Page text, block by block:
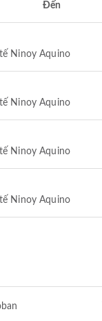
Đến
Ninoy Aquino
Ninoy Aquino
Ninoy Aquino
Ninoy Aquino